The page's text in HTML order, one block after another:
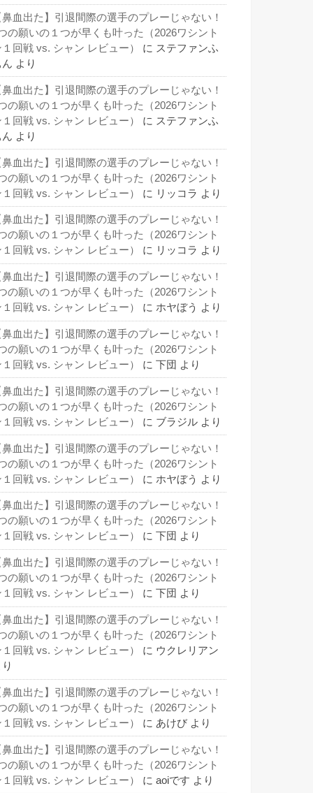
鼻血出た】引退間際の選手のプレーじゃない！
の願いの１つが早くも叶った（2026ワシント
１回戦 vs. シャン レビュー）
に ステファンふ
ん より
鼻血出た】引退間際の選手のプレーじゃない！
の願いの１つが早くも叶った（2026ワシント
１回戦 vs. シャン レビュー）
に ステファンふ
ん より
鼻血出た】引退間際の選手のプレーじゃない！
の願いの１つが早くも叶った（2026ワシント
１回戦 vs. シャン レビュー）
に リッコラ より
鼻血出た】引退間際の選手のプレーじゃない！
の願いの１つが早くも叶った（2026ワシント
１回戦 vs. シャン レビュー）
に リッコラ より
鼻血出た】引退間際の選手のプレーじゃない！
の願いの１つが早くも叶った（2026ワシント
１回戦 vs. シャン レビュー）
に ホヤぼう より
鼻血出た】引退間際の選手のプレーじゃない！
の願いの１つが早くも叶った（2026ワシント
１回戦 vs. シャン レビュー）
に 下団 より
鼻血出た】引退間際の選手のプレーじゃない！
の願いの１つが早くも叶った（2026ワシント
１回戦 vs. シャン レビュー）
に ブラジル より
鼻血出た】引退間際の選手のプレーじゃない！
の願いの１つが早くも叶った（2026ワシント
１回戦 vs. シャン レビュー）
に ホヤぼう より
鼻血出た】引退間際の選手のプレーじゃない！
の願いの１つが早くも叶った（2026ワシント
１回戦 vs. シャン レビュー）
に 下団 より
鼻血出た】引退間際の選手のプレーじゃない！
の願いの１つが早くも叶った（2026ワシント
１回戦 vs. シャン レビュー）
に 下団 より
鼻血出た】引退間際の選手のプレーじゃない！
の願いの１つが早くも叶った（2026ワシント
１回戦 vs. シャン レビュー）
に ウクレリアン
鼻血出た】引退間際の選手のプレーじゃない！
の願いの１つが早くも叶った（2026ワシント
１回戦 vs. シャン レビュー）
に あけび より
鼻血出た】引退間際の選手のプレーじゃない！
の願いの１つが早くも叶った（2026ワシント
１回戦 vs. シャン レビュー）
に aoiです より